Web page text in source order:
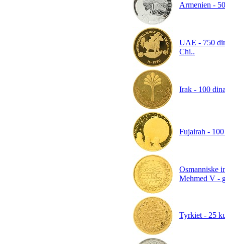
Armenien -
UAE - 750
Chi..
Irak - 100
Fujairah -
Osmanniske
Mehmed V -
Tyrkiet - 25